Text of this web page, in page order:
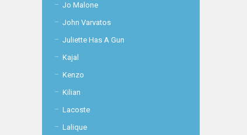
Jo Malone
John Varvatos
Juliette Has A Gun
Kajal
Kenzo
Kilian
Lacoste
Lalique